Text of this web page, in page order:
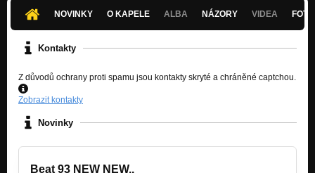
NOVINKY O KAPELE ALBA NÁZORY VIDEA
Kontakty
Z důvodů ochrany proti spamu jsou kontakty skryté a chráněné captchou.
Zobrazit kontakty
Novinky
Beat 93 NEW NEW..